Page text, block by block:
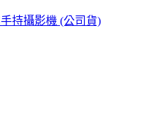
持攝影機 (公司貨)